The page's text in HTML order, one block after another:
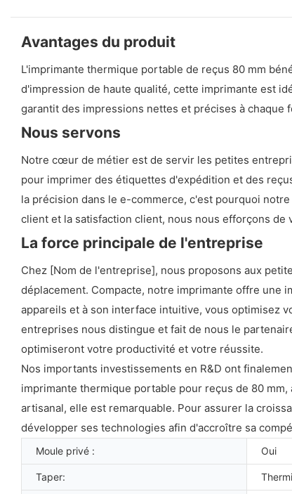
Avantages du produit
L'imprimante thermique portable de reçus 80 mm
d'impression de haute qualité, cette imprimante est
garantit des impressions nettes et précises à
Nous servons
Notre cœur de métier est de servir les petites
pour imprimer des étiquettes d'expédition et des
la précision dans le e-commerce, c'est pourquoi
client et la satisfaction client, nous nous efforçons
La force principale de l'entreprise
Chez [Nom de l'entreprise], nous proposons aux
déplacement. Compacte, notre imprimante offre une
appareils et à son interface intuitive, vous optimisez
entreprises nous distingue et fait de nous le
optimiseront votre productivité et votre réussite.
Nos importants investissements en R&D ont
imprimante thermique portable pour reçus de 80
artisanal, elle est remarquable. Pour assurer la
développer ses technologies afin d'accroître sa
Moule privé : Oui
Taper: